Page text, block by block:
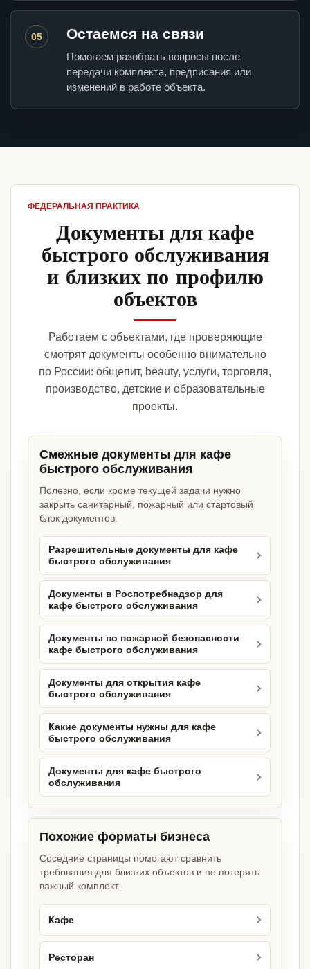
05 Остаемся на связи
Помогаем разобрать вопросы после
передачи комплекта, предписания или
изменений в работе объекта.
ФЕДЕРАЛЬНАЯ ПРАКТИКА
Документы для кафе
быстрого обслуживания
и близких по профилю
объектов
Работаем с объектами, где проверяющие
смотрят документы особенно внимательно
по России: общепит, beauty, услуги, торговля,
производство, детские и образовательные
проекты.
Смежные документы для кафе
быстрого обслуживания
Полезно, если кроме текущей задачи нужно
закрыть санитарный, пожарный или стартовый
блок документов.
Разрешительные документы для кафе
быстрого обслуживания
Документы в Роспотребнадзор для
кафе быстрого обслуживания
Документы по пожарной безопасности
кафе быстрого обслуживания
Документы для открытия кафе
быстрого обслуживания
Какие документы нужны для кафе
быстрого обслуживания
Документы для кафе быстрого
обслуживания
Похожие форматы бизнеса
Соседние страницы помогают сравнить
требования для близких объектов и не потерять
важный комплект.
Кафе
Ресторан